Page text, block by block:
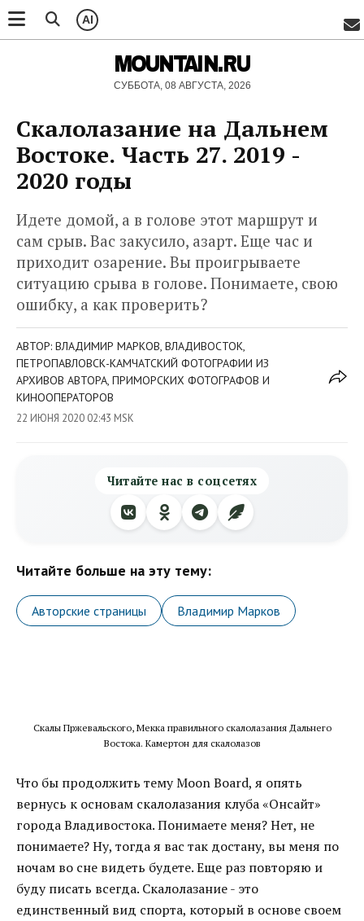
AI
MOUNTAIN.RU
СУББОТА, 08 АВГУСТА, 2026
Скалолазание на Дальнем
Востоке. Часть 27. 2019 -
2020 годы
Идете домой, а в голове этот маршрут и
сам срыв. Вас закусило, азарт. Еще час и
приходит озарение. Вы проигрываете
ситуацию срыва в голове. Понимаете, свою
ошибку, а как проверить?
АВТОР: ВЛАДИМИР МАРКОВ, ВЛАДИВОСТОК,
ПЕТРОПАВЛОВСК-КАМЧАТСКИЙ ФОТОГРАФИИ ИЗ
АРХИВОВ АВТОРА, ПРИМОРСКИХ ФОТОГРАФОВ И
КИНООПЕРАТОРОВ
22 ИЮНЯ 2020 02:43 MSK
Читайте нас в соцсетях
Читайте больше на эту тему:
Авторские страницы Владимир Марков
Скалы Пржевальского, Мекка правильного скалолазания Дальнего
Востока. Камертон для скалолазов
Что бы продолжить тему Moon Board, я опять
вернусь к основам скалолазания клуба «Онсайт»
города Владивостока. Понимаете меня? Нет, не
понимаете? Ну, тогда я вас так достану, вы меня по
ночам во сне видеть будете. Еще раз повторяю и
буду писать всегда. Скалолазание - это
единственный вид спорта, который в основе своем